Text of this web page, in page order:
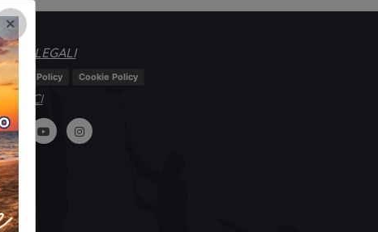
LEGALI
Privacy Policy Cookie Policy
×